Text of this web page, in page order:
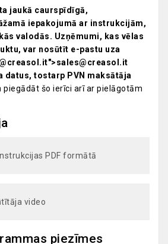
jaukā caurspīdīgā,
iepakojumā ar instrukcijām,
valodās. Uzņēmumi, kas vēlas
var nosūtīt e-pastu uza
datus, tostarp PVN maksātāja
piegādāt šo ierīci arī ar pielāgotām
PDF formātā
video
piezīmes